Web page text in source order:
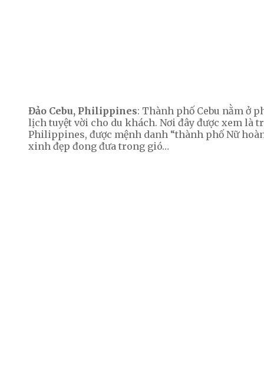
Đảo Cebu, Philippines: Thành phố Cebu nằm ở
lịch tuyệt vời cho du khách. Nơi đây được xem là
Philippines, được mệnh danh “thành phố Nữ
xinh đẹp đong đưa trong gió…